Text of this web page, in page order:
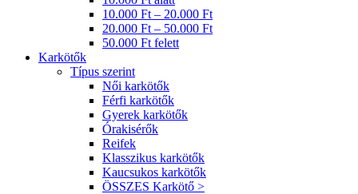
10.000 Ft – 20.000 Ft
20.000 Ft – 50.000 Ft
50.000 Ft felett
Karkötők
Típus szerint
Női karkötők
Férfi karkötők
Gyerek karkötők
Órakisérők
Reifek
Klasszikus karkötők
Kaucsukos karkötők
ÖSSZES Karkötő >